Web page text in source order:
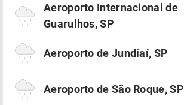
Aeroporto Internacional de
Guarulhos, SP
Aeroporto de Jundiaí, SP
Aeroporto de São Roque, SP